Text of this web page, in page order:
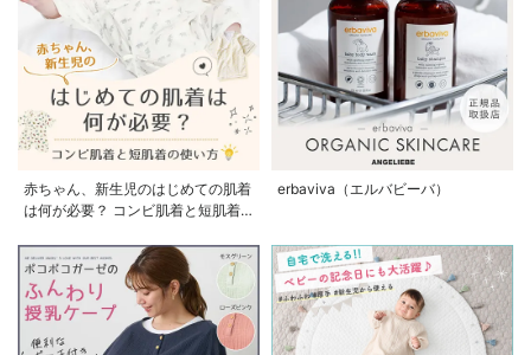
赤ちゃん、新生児のはじめての肌着
は何が必要？ コンビ肌着と短肌着
erbaviva（エルバビーバ）